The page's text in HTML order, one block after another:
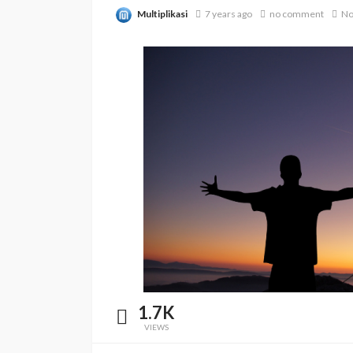
Multiplikasi 7 years ago no comment
1.7K
VIEWS